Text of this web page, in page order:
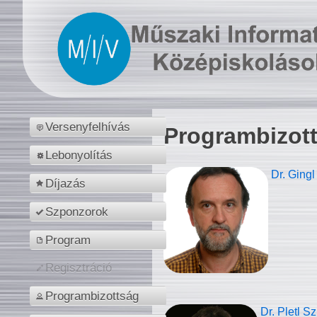
Versenyfelhívás
Lebonyolítás
Díjazás
Szponzorok
Program
Regisztráció
Programbizottság
Dr.
Dr. Pletl